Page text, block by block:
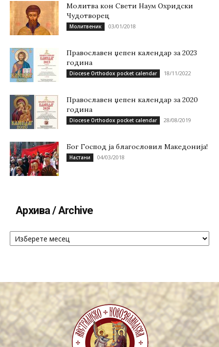
Молитва кон Свети Наум Охридски
Чудотворец
Молитвеник 03/01/2018
Православен џепен календар за 2023
година
Diocese Orthodox pocket calendar 18/11/2022
Православен џепен календар за 2020
година
Diocese Orthodox pocket calendar 28/08/2019
Бог Господ ја благословил Македонија!
Настани 04/03/2018
Архива / Archive
Архива